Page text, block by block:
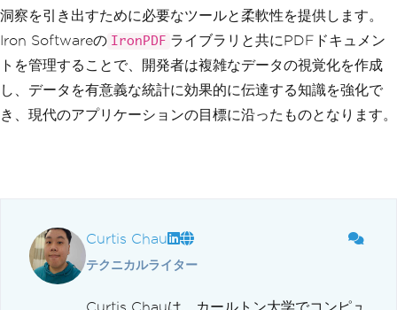
洞察を引き出すために必要なツールと柔軟性を提供します。
Iron Softwareの IronPDF ライブラリと共にPDFドキュメン
トを管理することで、開発者は複雑なデータの視覚化を作成
し、データを有意義な統計に効果的に伝達する知識を強化で
き、現代のアプリケーションの目標に沿ったものとなります。
Curtis Chau
テクニカルライター
Curtis Chauは、カールトン大学でコンピュ